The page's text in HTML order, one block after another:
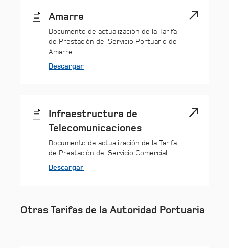
Amarre
Documento de actualización de la Tarifa
de Prestación del Servicio Portuario de
Amarre
Descargar
Infraestructura de
Telecomunicaciones
Documento de actualización de la Tarifa
de Prestación del Servicio Comercial
Descargar
Otras Tarifas de la Autoridad Portuaria